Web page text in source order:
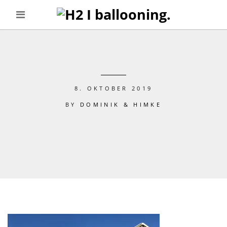
8. OKTOBER 2019
BY DOMINIK & HIMKE